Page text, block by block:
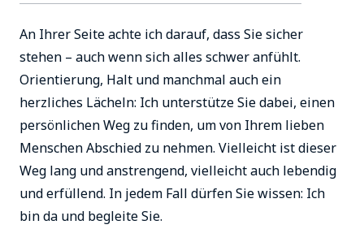
An Ihrer Seite achte ich darauf, dass Sie sicher
stehen – auch wenn sich alles schwer anfühlt.
Orientierung, Halt und manchmal auch ein
herzliches Lächeln: Ich unterstütze Sie dabei, einen
persönlichen Weg zu finden, um von Ihrem lieben
Menschen Abschied zu nehmen. Vielleicht ist dieser
Weg lang und anstrengend, vielleicht auch lebendig
und erfüllend. In jedem Fall dürfen Sie wissen: Ich
bin da und begleite Sie.